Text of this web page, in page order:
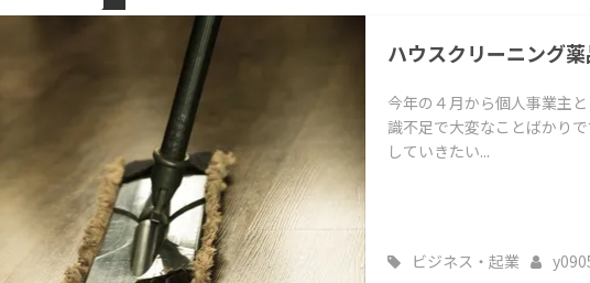
CAMPFIRE for Social Good
CAMPFIRE Creation
CAMPFIREふるさと納税
machi-ya コミュニテ
ハウスクリーニング
今年の４月から個人事業主
識不足で大変なことばかり
していきたい...
ビジネス・起業